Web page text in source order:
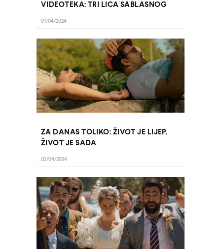
VIDEOTEKA: TRI LICA SABLASNOG
01/04/2024
ZA DANAS TOLIKO: ŽIVOT JE LIJEP,
ŽIVOT JE SADA
02/04/2024